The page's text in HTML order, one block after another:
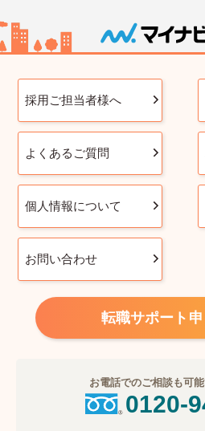
採用ご担当者様へ
よくあるご質問
個人情報について
お問い合わせ
転職サポート
お電話でのご相談も可
0120-